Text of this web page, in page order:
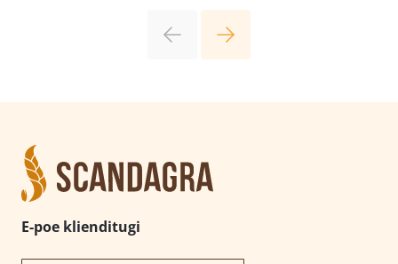
E-poe klienditugi